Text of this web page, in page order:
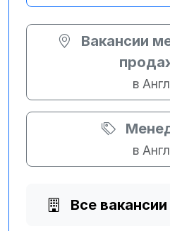
Вакансии
в
в
Все